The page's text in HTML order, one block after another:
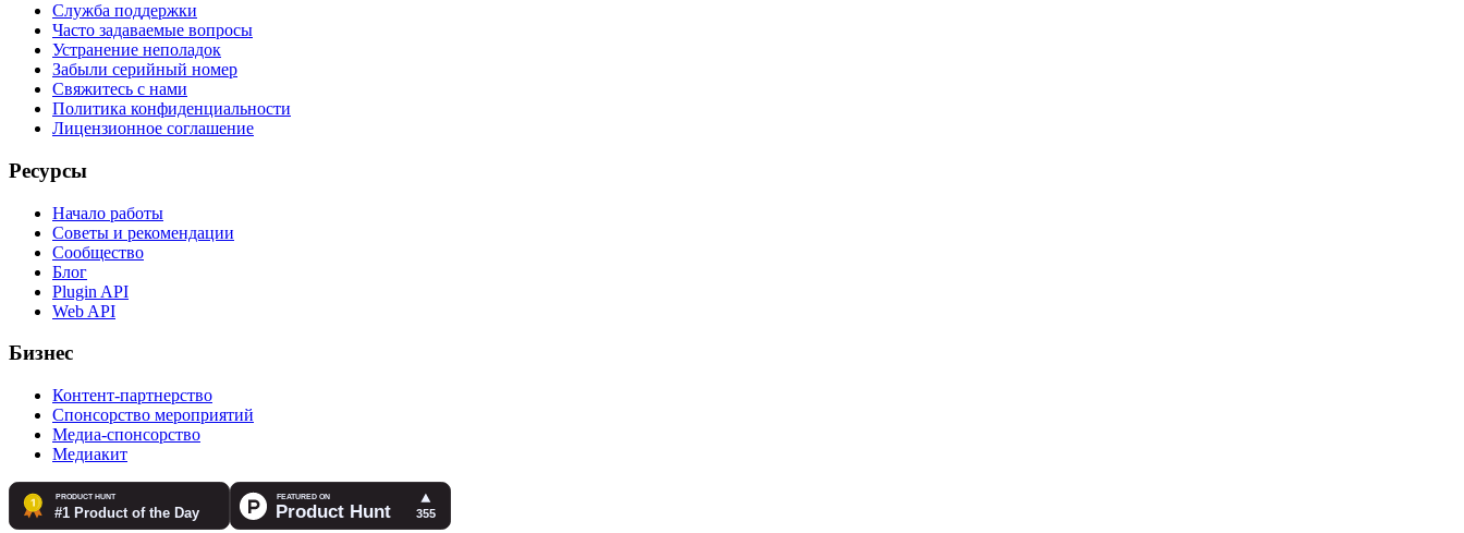
Служба поддержки
Часто задаваемые вопросы
Устранение неполадок
Забыли серийный номер
Свяжитесь с нами
Политика конфиденциальности
Лицензионное соглашение
Ресурсы
Начало работы
Советы и рекомендации
Сообщество
Блог
Plugin API
Web API
Бизнес
Контент-партнерство
Спонсорство мероприятий
Медиа-спонсорство
Медиакит